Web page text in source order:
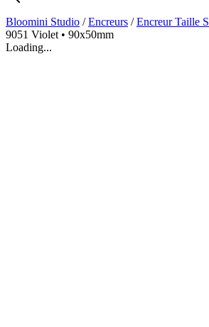
Bloomini Studio /Encreurs /Encreur Taille S
9051 Violet • 90x50mm
Loading...